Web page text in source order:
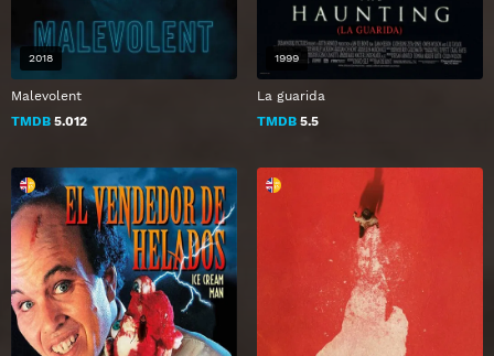
Malevolent
TMDB 5.012
2018
La guarida
TMDB 5.5
1999